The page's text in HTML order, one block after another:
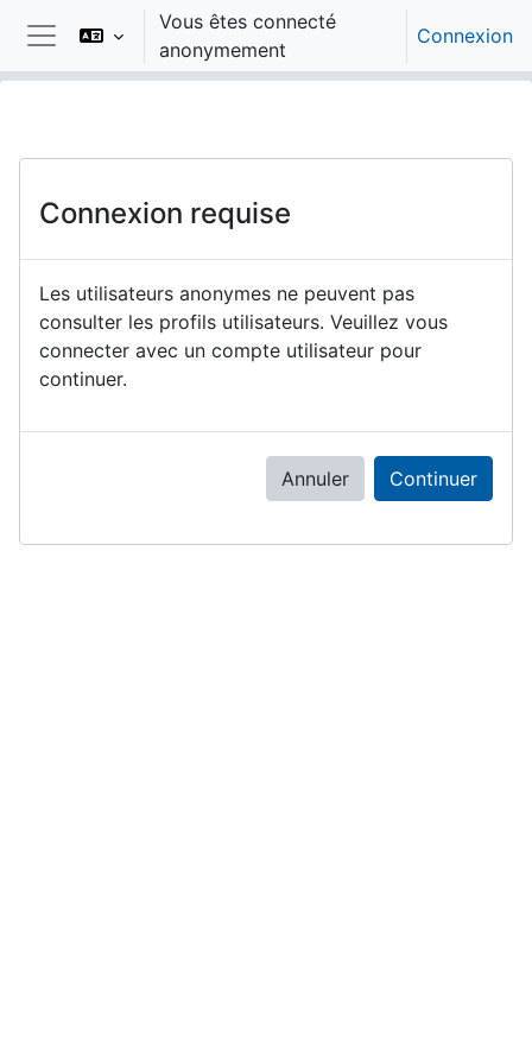
Passer au contenu principal
Panneau latéral
Vous êtes connecté
anonymement
Connexion
Connexion requise
Les utilisateurs anonymes ne peuvent pas
consulter les profils utilisateurs. Veuillez vous
connecter avec un compte utilisateur pour
continuer.
Annuler Continuer